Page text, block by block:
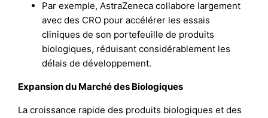
Par exemple, AstraZeneca collabore largement
avec des CRO pour accélérer les essais
cliniques de son portefeuille de produits
biologiques, réduisant considérablement les
délais de développement.
Expansion du Marché des Biologiques
La croissance rapide des produits biologiques et des